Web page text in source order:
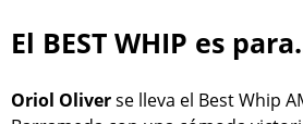
El BEST WHIP es
Oriol Oliverse lleva el Best Whip